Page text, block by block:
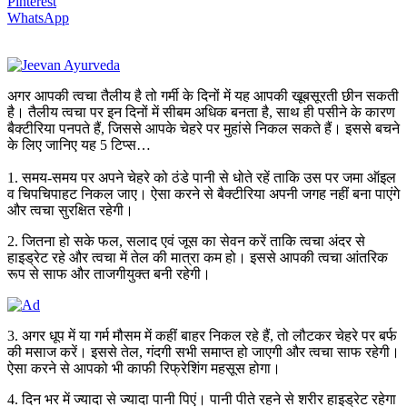
WhatsApp
अगर आपकी त्वचा तैलीय है तो गर्मी के दिनों में यह आपकी खूबसूरती छीन सकती
है। तैलीय त्वचा पर इन दिनों में सीबम अधिक बनता है, साथ ही पसीने के कारण
बैक्टीरिया पनपते हैं, जिससे आपके चेहरे पर मुहांसे निकल सकते हैं। इससे बचने
के लिए जानिए यह 5 टिप्स…
1. समय-समय पर अपने चेहरे को ठंडे पानी से धोते रहें ताकि उस पर जमा ऑइल
व चिपचिपाहट निकल जाए। ऐसा करने से बैक्टीरिया अपनी जगह नहीं बना पाएंगे
और त्वचा सुरक्षित रहेगी।
2. जितना हो सके फल, सलाद एवं जूस का सेवन करें ताकि त्वचा अंदर से
हाइड्रेट रहे और त्वचा में तेल की मात्रा कम हो। इससे आपकी त्वचा आंतरिक
रूप से साफ और ताजगीयुक्त बनी रहेगी।
3. अगर धूप में या गर्म मौसम में कहीं बाहर निकल रहे हैं, तो लौटकर चेहरे पर बर्फ
की मसाज करें। इससे तेल, गंदगी सभी समाप्त हो जाएगी और त्वचा साफ रहेगी।
ऐसा करने से आपको भी काफी रिफ्रेशिंग महसूस होगा।
4. दिन भर में ज्यादा से ज्यादा पानी पिएं। पानी पीते रहने से शरीर हाइड्रेट रहेगा